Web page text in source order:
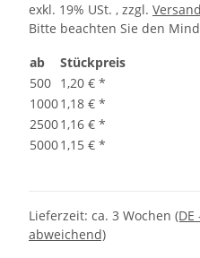
exkl. 19% USt. , zzgl. Versand
Bitte beachten Sie den
ab
Stückpreis
500 1,20 € *
10001,18 € *
25001,16 € *
50001,15 € *
Lieferzeit: ca. 3 Wochen
abweichend)